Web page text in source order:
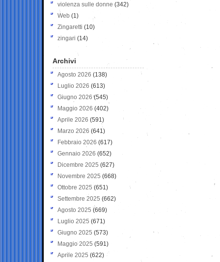
violenza sulle donne (342)
Web (1)
Zingaretti (10)
zingari (14)
Archivi
Agosto 2026 (138)
Luglio 2026 (613)
Giugno 2026 (545)
Maggio 2026 (402)
Aprile 2026 (591)
Marzo 2026 (641)
Febbraio 2026 (617)
Gennaio 2026 (652)
Dicembre 2025 (627)
Novembre 2025 (668)
Ottobre 2025 (651)
Settembre 2025 (662)
Agosto 2025 (669)
Luglio 2025 (671)
Giugno 2025 (573)
Maggio 2025 (591)
Aprile 2025 (622)